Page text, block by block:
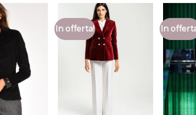
In offerta! In